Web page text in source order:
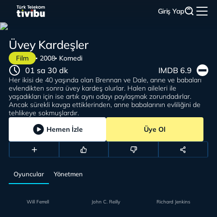
Giriş Yap
Film 2008 Komedi
Üvey Kardeşler
Her ikisi de 40 yaşında olan Brennan ve Dale, anne ve babaları
evlendikten sonra üvey kardeş olurlar. Halen aileleri ile
yaşadıkları için ise artık aynı odayı paylaşmak zorundadırlar.
Ancak sürekli kavga ettiklerinden, anne babalarının evliliğini de
tehlikeye sokmuşlardır.
01 sa 30 dk IMDB 6.9
Hemen İzle Üye Ol
Oyuncular Yönetmen
Will Ferrell John C. Reilly Richard Jenkins